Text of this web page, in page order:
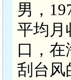
男，
平均月
口，
刮台风